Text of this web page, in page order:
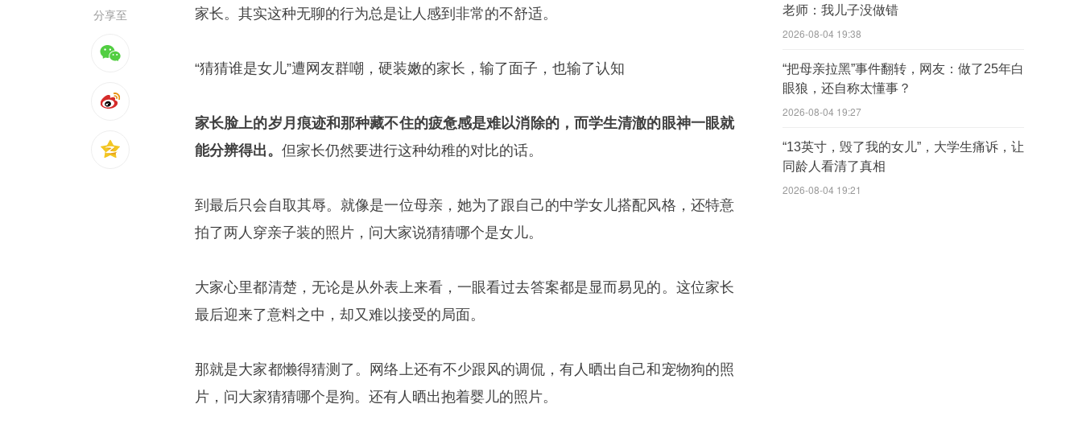
分享至
家长。其实这种无聊的行为总是让人感到非常的不舒适。
“猜猜谁是女儿”遭网友群嘲，硬装嫩的家长，输了面子，也输了认知
家长脸上的岁月痕迹和那种藏不住的疲惫感是难以消除的，而学生清澈的眼神一眼就
能分辨得出。 但家长仍然要进行这种幼稚的对比的话。
到最后只会自取其辱。就像是一位母亲，她为了跟自己的中学女儿搭配风格，还特意
拍了两人穿亲子装的照片，问大家说猜猜哪个是女儿。
大家心里都清楚，无论是从外表上来看，一眼看过去答案都是显而易见的。这位家长
最后迎来了意料之中，却又难以接受的局面。
那就是大家都懒得猜测了。网络上还有不少跟风的调侃，有人晒出自己和宠物狗的照
片，问大家猜猜哪个是狗。还有人晒出抱着婴儿的照片。
老师：我儿子没做错
2026-08-04 19:38
“把母亲拉黑”事件翻转，网友：做了25年白
眼狼，还自称太懂事？
2026-08-04 19:27
“13英寸，毁了我的女儿”，大学生痛诉，让
同龄人看清了真相
2026-08-04 19:21